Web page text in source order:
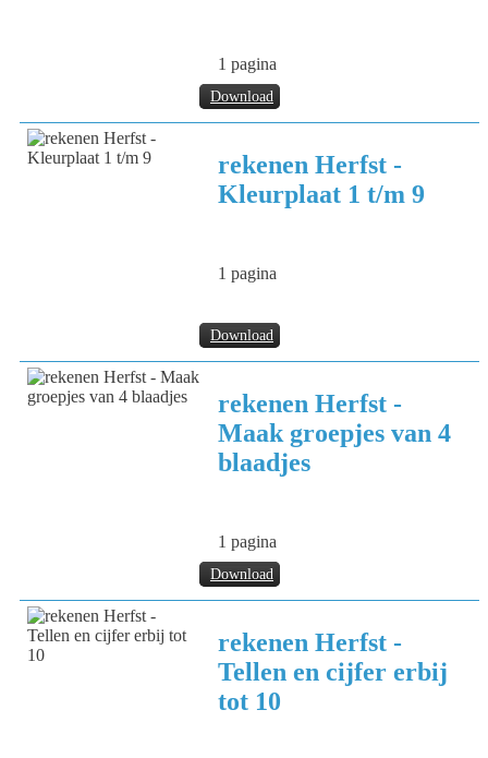
Download
1 pagina
Download
rekenen Herfst -
Kleurplaat 1 t/m 9
1 pagina
Download
rekenen Herfst -
Maak groepjes van 4
blaadjes
1 pagina
rekenen Herfst -
Tellen en cijfer erbij
tot 10